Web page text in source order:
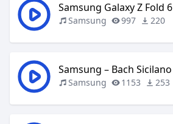
Samsung Galaxy Z Fold 6
Samsung 997 220
Samsung – Bach Sicilano
Samsung 1153 253